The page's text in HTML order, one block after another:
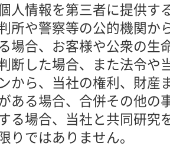
人情報を第三者に提供す
所や警察等の公的機関か
場合、お客様や公衆の生
断した場合、また法令や
から、当社の権利、財産
ある場合、合併その他の
る場合、当社と共同研究
りではありません。